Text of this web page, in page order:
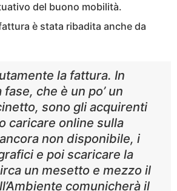
del buono mobilità.
è stata ribadita anche da
la fattura. In
che è un po’ un
sono gli acquirenti
caricare online sulla
non disponibile, i
e poi scaricare la
un mesetto e mezzo il
comunicherà il